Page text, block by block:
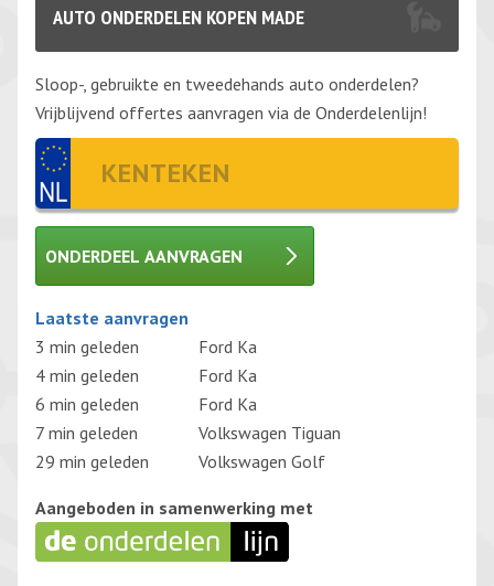
AUTO ONDERDELEN KOPEN MADE
Sloop-, gebruikte en tweedehands auto onderdelen?
Vrijblijvend offertes aanvragen via de Onderdelenlijn!
ONDERDEEL AANVRAGEN
Gelieve dit veld leeg te laten.
Laatste aanvragen
3 min geleden
Ford Ka
4 min geleden
Ford Ka
6 min geleden
Ford Ka
7 min geleden
Volkswagen Tiguan
29 min geleden
Volkswagen Golf
Aangeboden in samenwerking met